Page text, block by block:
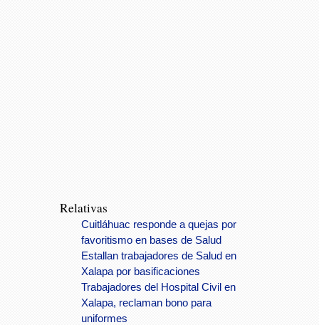
Relativas
Cuitláhuac responde a quejas por
favoritismo en bases de Salud
Estallan trabajadores de Salud en
Xalapa por basificaciones
Trabajadores del Hospital Civil en
Xalapa, reclaman bono para
uniformes